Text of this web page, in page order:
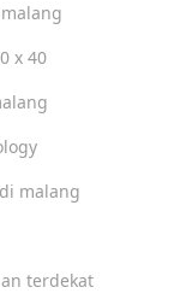
x 40
malang
terdekat